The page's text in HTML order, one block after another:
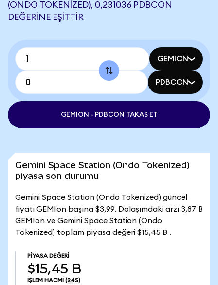
(ONDO TOKENIZED), 0,231036 PDBCON
DEĞERINE EŞITTIR
GEMION
PDBCON
GEMION - PDBCON TAKAS ET
Gemini Space Station (Ondo Tokenized)
piyasa son durumu
Gemini Space Station (Ondo Tokenized) güncel
fiyatı GEMIon başına $3,99. Dolaşımdaki arzı 3,87 B
GEMIon ve Gemini Space Station (Ondo
Tokenized) toplam piyasa değeri $15,45 B .
PIYASA DEĞERI
$15,45 B
İŞLEM HACMI (24S)